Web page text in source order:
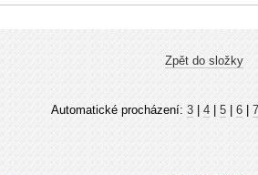
Zpět do složky
Automatické procházení: 3 4 5 6 7